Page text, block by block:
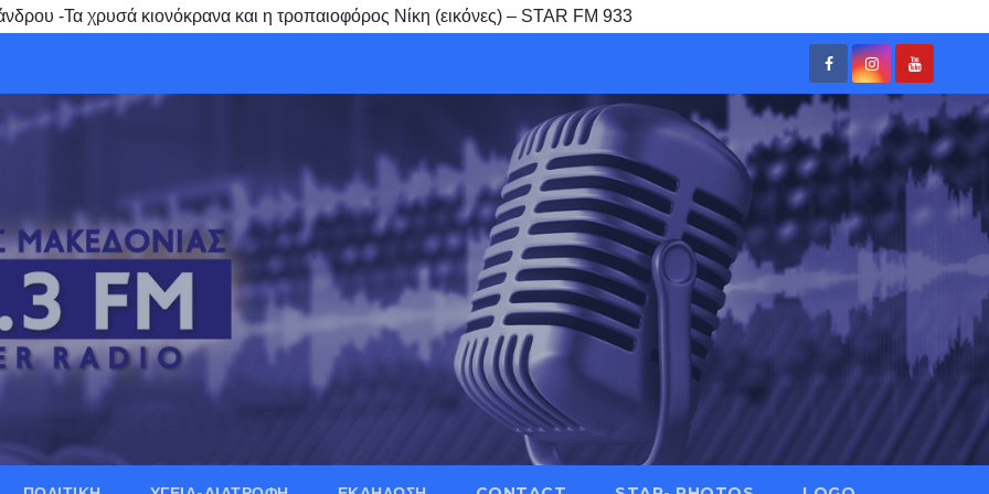
-Τα χρυσά κιονόκρανα και η τροπαιοφόρος Νίκη (εικόνες) – STAR FM 933